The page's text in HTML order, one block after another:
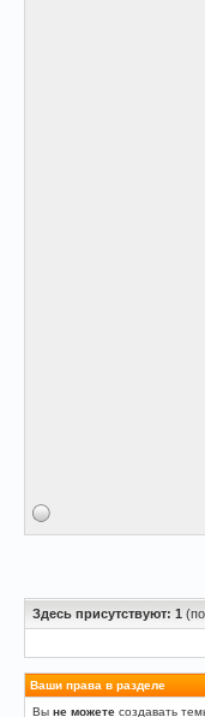
Здесь присутствуют: 1
Ваши права в разделе
Вы не можете создавать